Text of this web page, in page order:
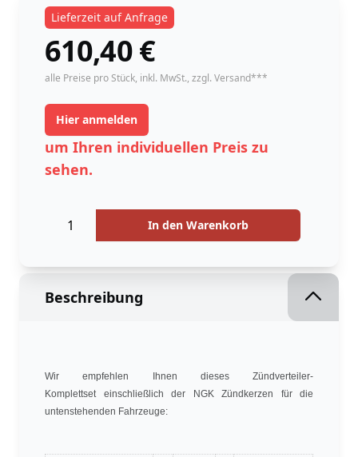
Lieferzeit auf Anfrage
610,40
instock
€
alle Preise pro Stück, inkl. MwSt., zzgl. Versand***
Hier anmelden
um Ihren individuellen Preis zu
sehen.
In den Warenkorb
Beschreibung
Wir empfehlen Ihnen dieses Zündverteiler-
Komplettset einschließlich der NGK Zündkerzen für die
untenstehenden Fahrzeuge: